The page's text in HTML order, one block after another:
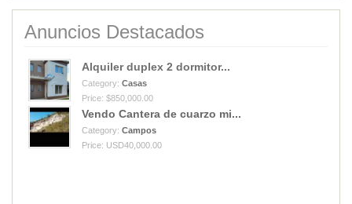
Anuncios Destacados
Alquiler duplex 2 dormitor...
Category: Casas
Price: $850,000.00
Vendo Cantera de cuarzo mi...
Category: Campos
Price: USD40,000.00